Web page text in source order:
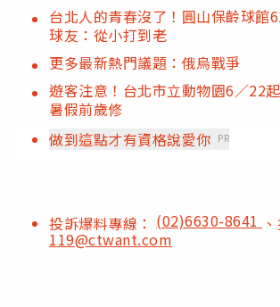
台北人的青春沒了！圓山保齡球館
球友：從小打到老
更多最新熱門議題：俄烏戰爭
遊客注意！台北市立動物園6／22
暑假前歲修
做到這點才有資格說愛你 PR
投訴爆料專線： (02)6630-8641
119@ctwant.com